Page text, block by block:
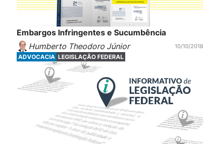
Embargos Infringentes e Sucumbência
Humberto Theodoro Júnior
10/10/2018
ADVOCACIA LEGISLAÇÃO FEDERAL